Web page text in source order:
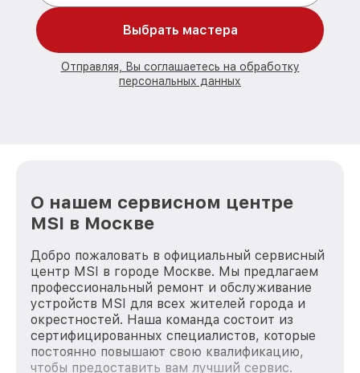
Выбрать мастера
Отправляя, Вы соглашаетесь на обработку
персональных данных
О нашем сервисном центре
MSI в Москве
Добро пожаловать в официальный сервисный
центр MSI в городе Москве. Мы предлагаем
профессиональный ремонт и обслуживание
устройств MSI для всех жителей города и
окрестностей. Наша команда состоит из
сертифицированных специалистов, которые
постоянно повышают свою квалификацию,
чтобы предоставить вам лучший сервис.